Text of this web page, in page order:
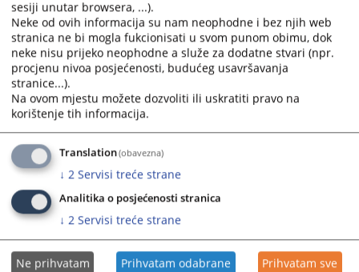
na Svečanoj akademiji povodom
obilježavanja 50.godišnjice postojanja
Fakulteta
Predsjednik suda prisustvovao svečanoj akademiji povodom
50.godišnjice postojanja Pravnog fakulteta Univerziteta
"Džemal Bijedić" u Mostaru.
29.04.2026.
Posjeta delegacije VSTV-a BiH
Posjeta delegacije VSTV-a BiH
22.04.2026.
sesiji unutar browsera, ...).
Neke od ovih informacija su nam neophodne i bez njih web
stranica ne bi mogla fukcionisati u svom punom obimu, dok
neke nisu prijeko neophodne a služe za dodatne stvari (npr.
procjenu nivoa posjećenosti, budućeg usavršavanja
stranice...).
Na ovom mjestu možete dozvoliti ili uskratiti pravo na
korištenje tih informacija.
Translation(obavezna)
↓ 2 Servisi treće strane
Analitika o posjećenosti stranica
↓ 2 Servisi treće strane
Ne prihvatam Prihvatam odabrane Prihvatam sve